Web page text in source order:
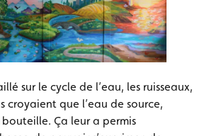
sur le cycle de l’eau, les ruisseaux,
croyaient que l’eau de source,
bouteille. Ça leur a permis